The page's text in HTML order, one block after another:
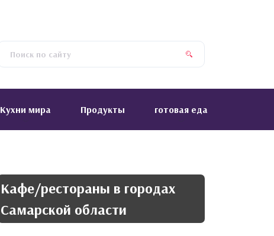
Кухни мира Продукты готовая еда
Кафе/рестораны в городах
Самарской области